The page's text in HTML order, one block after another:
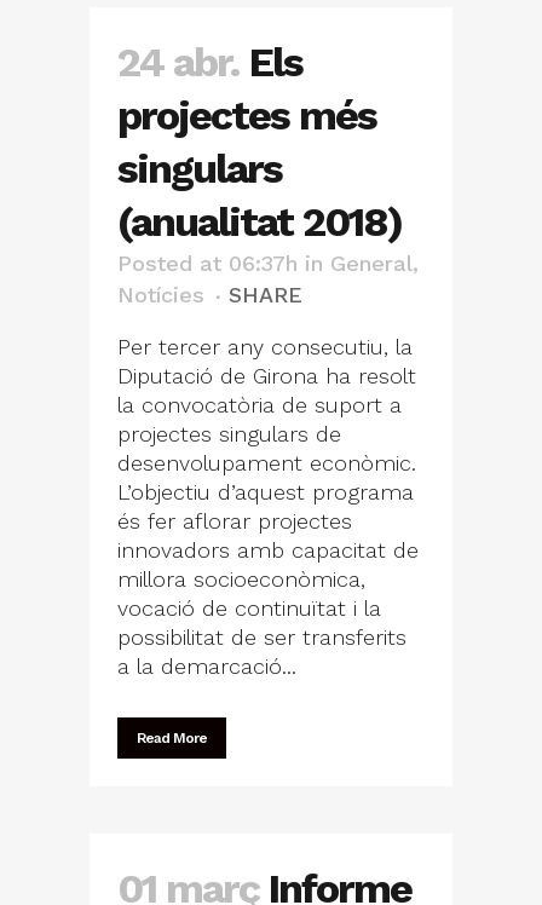
24 abr. Els
projectes més
singulars
(anualitat 2018)
Posted at 06:37h in General,
Notícies
SHARE
Per tercer any consecutiu, la
Diputació de Girona ha resolt
la convocatòria de suport a
projectes singulars de
desenvolupament econòmic.
L’objectiu d’aquest programa
és fer aflorar projectes
innovadors amb capacitat de
millora socioeconòmica,
vocació de continuïtat i la
possibilitat de ser transferits
a la demarcació...
Read More
01 març Informe